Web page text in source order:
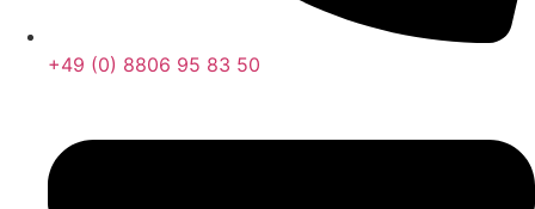
+49 (0) 8806 95 83 50